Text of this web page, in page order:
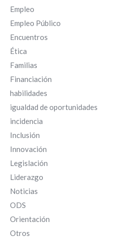
Empleo
Empleo Público
Encuentros
Ética
Familias
Financiación
habilidades
igualdad de oportunidades
incidencia
Inclusión
Innovación
Legislación
Liderazgo
Noticias
ODS
Orientación
Otros